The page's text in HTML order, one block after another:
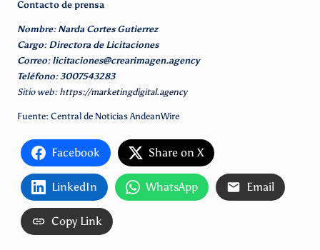
Contacto de prensa
Nombre: Narda Cortes Gutierrez
Cargo: Directora de Licitaciones
Correo: licitaciones@crearimagen.agency
Teléfono: 3007543283
Sitio web: https://marketingdigital.agency
Fuente: Central de Noticias AndeanWire
Facebook Share on X
LinkedIn WhatsApp Email
Copy Link